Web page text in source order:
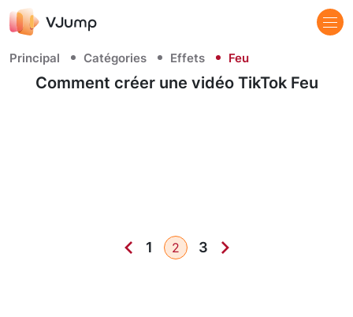
Principal Catégories Effets Feu
Comment créer une vidéo TikTok Feu
1 2 3